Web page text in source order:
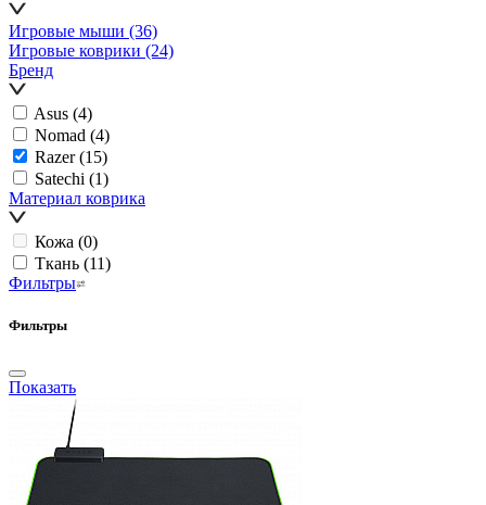
Игровые мыши (36)
Игровые коврики (24)
Бренд
Asus (4)
Nomad (4)
Razer (15)
Satechi (1)
Материал коврика
Кожа (0)
Ткань (11)
Фильтры
Фильтры
Показать